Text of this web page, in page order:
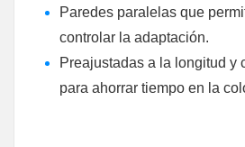
Paredes paralelas que
controlar la adaptación.
Preajustadas a la longitud y
para ahorrar tiempo en la